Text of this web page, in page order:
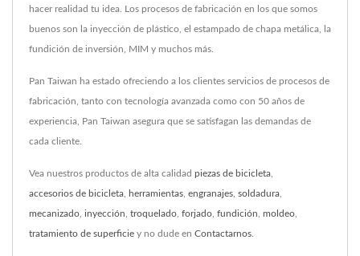
hacer realidad tu idea. Los procesos de fabricación en los que somos
buenos son la inyección de plástico, el estampado de chapa metálica, la
fundición de inversión, MIM y muchos más.
Pan Taiwan ha estado ofreciendo a los clientes servicios de procesos de
fabricación, tanto con tecnología avanzada como con 50 años de
experiencia, Pan Taiwan asegura que se satisfagan las demandas de
cada cliente.
Vea nuestros productos de alta calidad piezas de bicicleta
accesorios de bicicleta herramientas engranajes soldadura
mecanizado inyección troquelado forjado fundición moldeo
tratamiento de superficie y no dude en Contactarnos